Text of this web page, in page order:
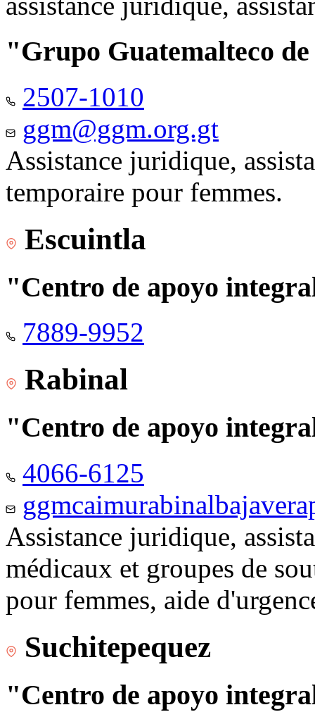
"Grupo Guatemalteco
2507-1010
ggm@ggm.org.gt
Assistance juridique,
temporaire pour femmes.
Escuintla
"Centro de apoyo
7889-9952
Rabinal
"Centro de apoyo
4066-6125
Assistance juridique,
médicaux et groupes de
pour femmes, aide
Suchitepequez
"Centro de apoyo